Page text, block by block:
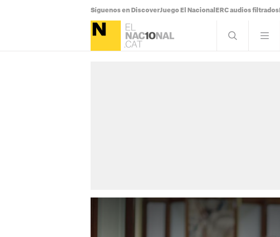
Síguenos en DiscoverJuego El Nacional ERC audios filtrados